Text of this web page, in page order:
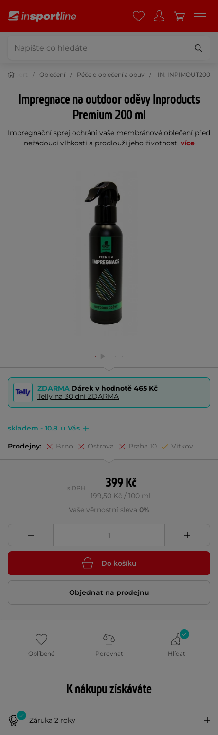
Sport Oblečení Péče o oblečení a obuv IN: INPIMOUT200
Impregnace na outdoor oděvy Inproducts
Premium 200 ml
Impregnační sprej ochrání vaše membránové oblečení před
nežádoucí vlhkostí a prodlouží jeho životnost. více
ZDARMA Dárek v hodnotě 465 Kč
Telly na 30 dní ZDARMA
skladem - 10.8. u Vás
Prodejny: Brno Ostrava Praha 10 Vítkov
399 Kč
199,50 Kč / 100 ml
s DPH
Vaše věrnostní sleva 0%
Do košíku
Objednat na prodejnu
Oblíbené Porovnat Hlídat
K nákupu získáváte
Záruka 2 roky